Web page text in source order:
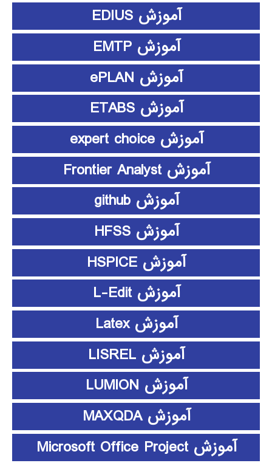
آموزش EDIUS
آموزش EMTP
آموزش ePLAN
آموزش ETABS
آموزش expert choice
آموزش Frontier Analyst
آموزش github
آموزش HFSS
آموزش HSPICE
آموزش L-Edit
آموزش Latex
آموزش LISREL
آموزش LUMION
آموزش MAXQDA
آموزش Microsoft Office Project